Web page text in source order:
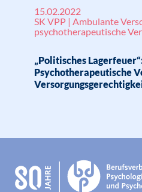
15.02.2022
SK VPP | Ambulante
psychotherapeutische
„Politisches
Psychotherapeutische